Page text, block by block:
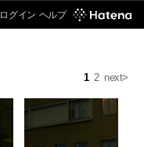
ログイン ヘルプ
1 2 next>